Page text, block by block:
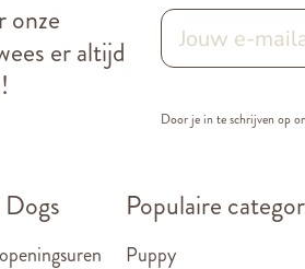
onze
er altijd
Door je in te schrijven op
Populaire
Puppy